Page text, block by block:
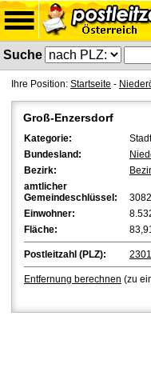
Suche
Ihre Position: Startseite -
Groß-Enzersdorf
Kategorie:
Bundesland:
Bezirk:
amtlicher
Gemeindeschlüssel:
Einwohner:
Fläche:
Postleitzahl (PLZ): 2301
Entfernung berechnen (zu